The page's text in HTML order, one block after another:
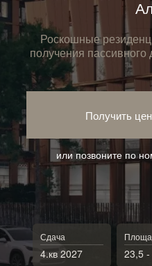
Получить
или позвоните по
23,5
4.кв 2027
Сдача
Роскошные
получения